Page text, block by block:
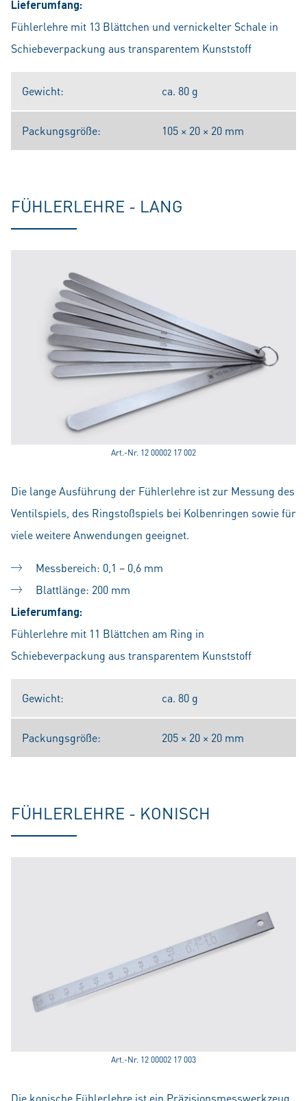
Lieferumfang:
Fühlerlehre mit 13 Blättchen und vernickelter Schale in
Schiebeverpackung aus transparentem Kunststoff
Gewicht: ca. 80 g
Packungsgröße: 105 × 20 × 20 mm
FÜHLERLEHRE - LANG
Art.-Nr. 12 00002 17 002
Die lange Ausführung der Fühlerlehre ist zur Messung des
Ventilspiels, des Ringstoßspiels bei Kolbenringen sowie für
viele weitere Anwendungen geeignet.
Messbereich: 0,1 – 0,6 mm
Blattlänge: 200 mm
Lieferumfang:
Fühlerlehre mit 11 Blättchen am Ring in
Schiebeverpackung aus transparentem Kunststoff
Gewicht: ca. 80 g
Packungsgröße: 205 × 20 × 20 mm
FÜHLERLEHRE - KONISCH
Art.-Nr. 12 00002 17 003
Die konische Fühlerlehre ist ein Präzisionsmesswerkzeug